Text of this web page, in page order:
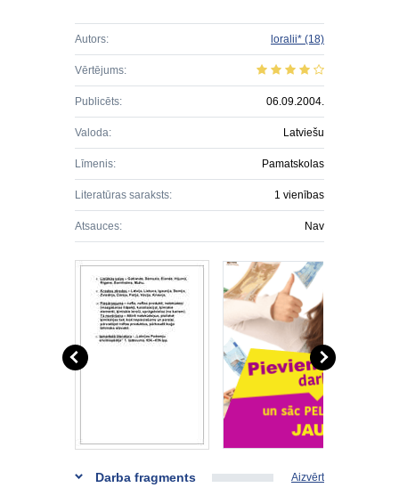
Autors: loralii* (18)
Vērtējums:
Publicēts: 06.09.2004.
Valoda: Latviešu
Līmenis: Pamatskolas
Literatūras saraksts: 1 vienības
Atsauces: Nav
Darba fragments Aizvērt